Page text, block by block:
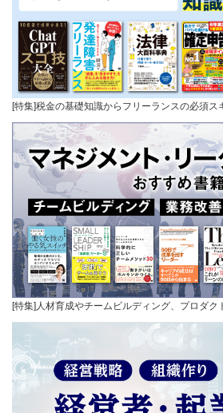
[特集]税金の基礎知識からフリーランスの必須
[特集]人材育成やチームビルディング、プロダ